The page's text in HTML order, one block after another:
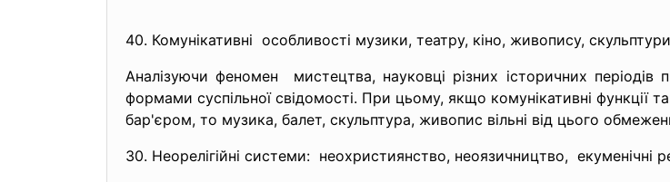
40. Комунікативні особливості музики, театру, кіно, живопису,
Аналізуючи феномен мистецтва, науковці різних історичних
формами суспільної свідомості. При цьому, якщо комунікативні функції
бар'єром, то музика, балет, скульптура, живопис вільні від цього
30. Неорелігійні системи: неохристиянство, неоязичництво, екуменічні